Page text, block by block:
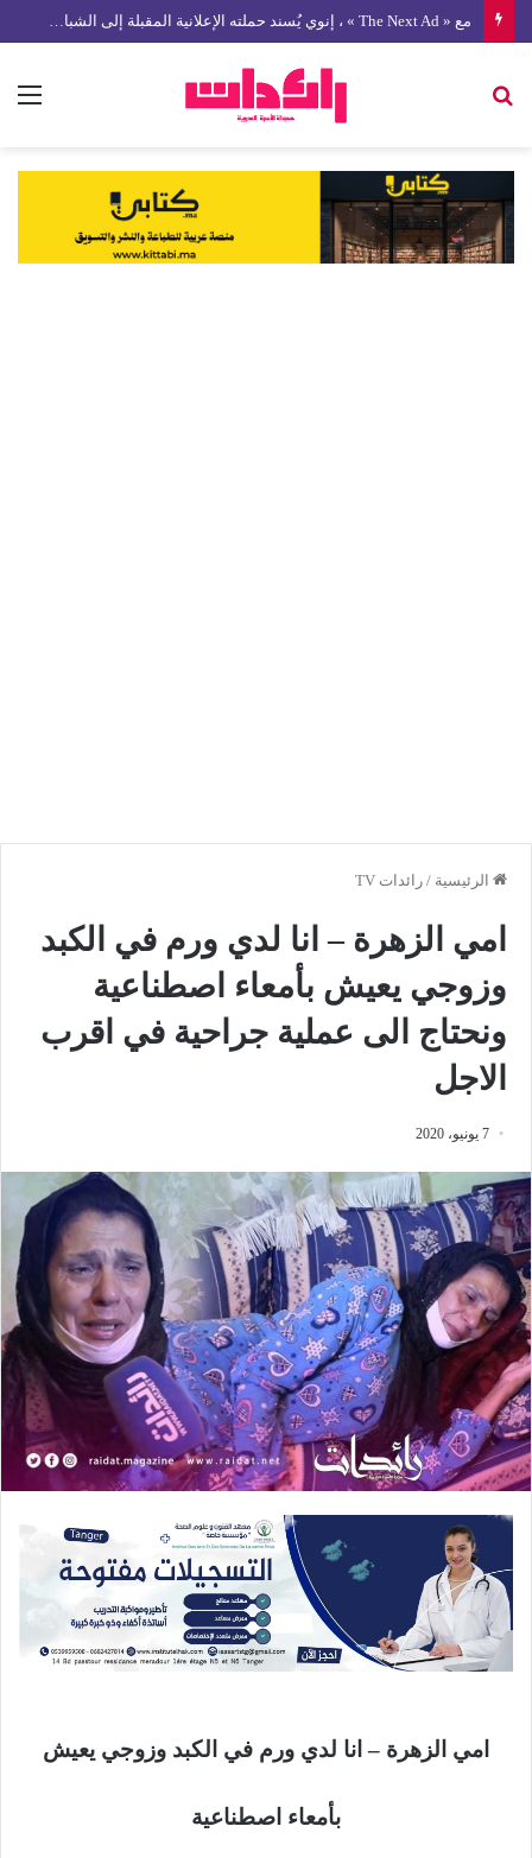
مع « The Next Ad » ، إنوي يُسند حملته الإعلانية المقبلة إلى الشباب المغربي
الرئيسية / رائدات TV
امي الزهرة – انا لدي ورم في الكبد
وزوجي يعيش بأمعاء اصطناعية
ونحتاج الى عملية جراحية في اقرب
الاجل
7 يونيو، 2020
امي الزهرة – انا لدي ورم في الكبد وزوجي يعيش
بأمعاء اصطناعية